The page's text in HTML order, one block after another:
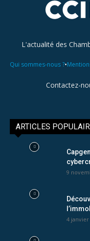
L'actualité des
Qui sommes-nous ?•
Contactez-
ARTICLES
9
4 janvier